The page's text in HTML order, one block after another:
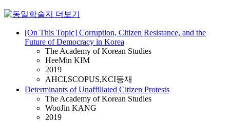
[On This Topic] Corruption, Citizen Resistance, and the
Future of Democracy in Korea
The Academy of Korean Studies
HeeMin KIM
2019
AHCI,SCOPUS,KCI등재
Determinants of Unaffiliated Citizen Protests
The Academy of Korean Studies
WooJin KANG
2019